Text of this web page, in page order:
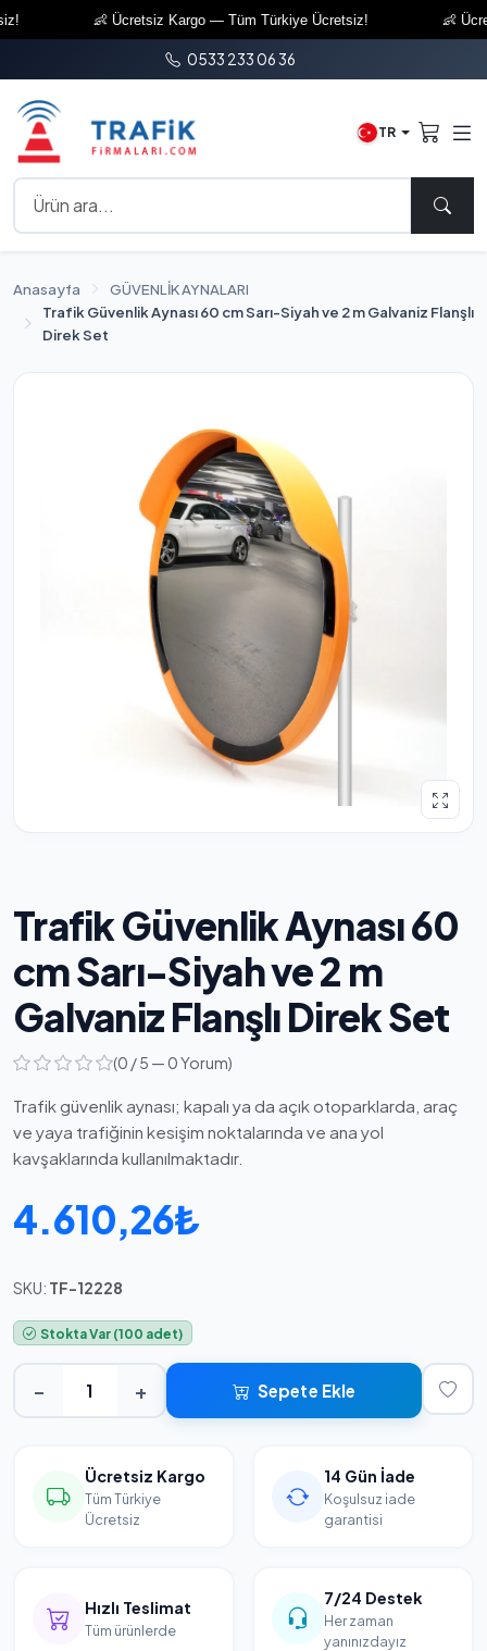
👶 Ücretsiz Kargo — Tüm Türkiye Ücretsiz! 👶
0533 233 06 36
TR
Anasayfa
GÜVENLİK AYNALARI
Trafik Güvenlik Aynası 60 cm Sarı-Siyah ve 2 m Galvaniz Flanşlı
Direk Set
Trafik Güvenlik Aynası 60
cm Sarı-Siyah ve 2 m
Galvaniz Flanşlı Direk Set
(0 / 5 — 0 Yorum)
Trafik güvenlik aynası; kapalı ya da açık otoparklarda, araç
ve yaya trafiğinin kesişim noktalarında ve ana yol
kavşaklarında kullanılmaktadır.
4.610,26₺
SKU: TF-12228
Stokta Var (100 adet)
− + Sepete Ekle
Ücretsiz Kargo
Tüm Türkiye
Ücretsiz
14 Gün İade
Koşulsuz iade
garantisi
Hızlı Teslimat
Tüm ürünlerde
7/24 Destek
Her zaman
yanınızdayız